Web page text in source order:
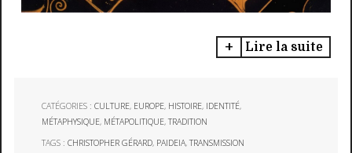
Lire la suite
CATÉGORIES :CULTURE, EUROPE, HISTOIRE, IDENTITÉ,
MÉTAPHYSIQUE, MÉTAPOLITIQUE,TRADITION
TAGS :CHRISTOPHER GÉRARD, PAIDEIA,TRANSMISSION